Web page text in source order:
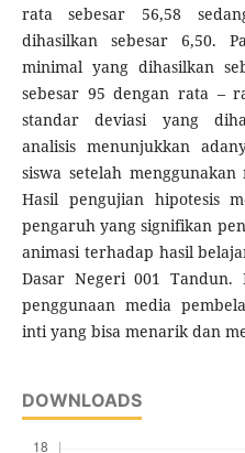
rata sebesar 56,58
dihasilkan sebesar 6,50.
minimal yang dihasilkan
sebesar 95 dengan rata –
standar deviasi yang
analisis menunjukkan
siswa setelah
Hasil pengujian hipotesis
pengaruh yang signifikan
animasi terhadap hasil
Dasar Negeri 001 Tandun.
penggunaan media
inti yang bisa menarik dan
DOWNLOADS